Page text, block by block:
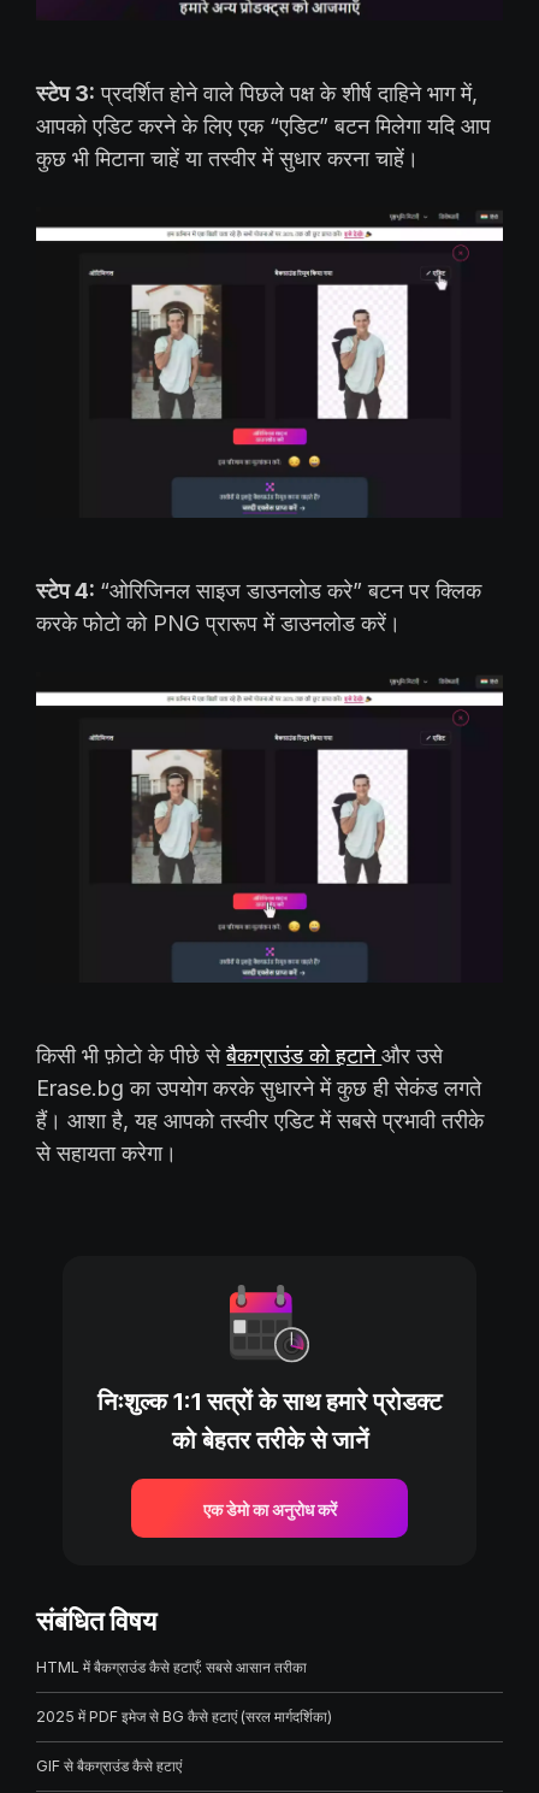
स्टेप 3: प्रदर्शित होने वाले पिछले पक्ष के शीर्ष दाहिने भाग में,
आपको एडिट करने के लिए एक “एडिट” बटन मिलेगा यदि आप
कुछ भी मिटाना चाहें या तस्वीर में सुधार करना चाहें।
स्टेप 4: “ओरिजिनल साइज डाउनलोड करे” बटन पर क्लिक
करके फोटो को PNG प्रारूप में डाउनलोड करें।
किसी भी फ़ोटो के पीछे सेबैकग्राउंड को हटानेऔर उसे
Erase.bg का उपयोग करके सुधारने में कुछ ही सेकंड लगते
हैं। आशा है, यह आपको तस्वीर एडिट में सबसे प्रभावी तरीके
से सहायता करेगा।
निःशुल्क 1:1 सत्रों के साथ हमारे प्रोडक्ट
को बेहतर तरीके से जानें
एक डेमो का अनुरोध करें
संबंधित विषय
HTML में बैकग्राउंड कैसे हटाएँ: सबसे आसान तरीका
2025 में PDF इमेज से BG कैसे हटाएं (सरल मार्गदर्शिका)
GIF से बैकग्राउंड कैसे हटाएं